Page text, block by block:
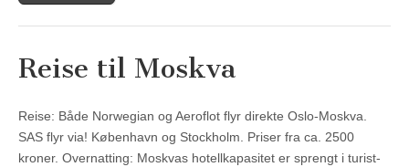
Reise til Moskva
Reise: Både Norwegian og Aeroflot flyr direkte Oslo-Moskva.
SAS flyr via! København og Stockholm. Priser fra ca. 2500
kroner. Overnatting: Moskvas hotellkapasitet er sprengt i turist-